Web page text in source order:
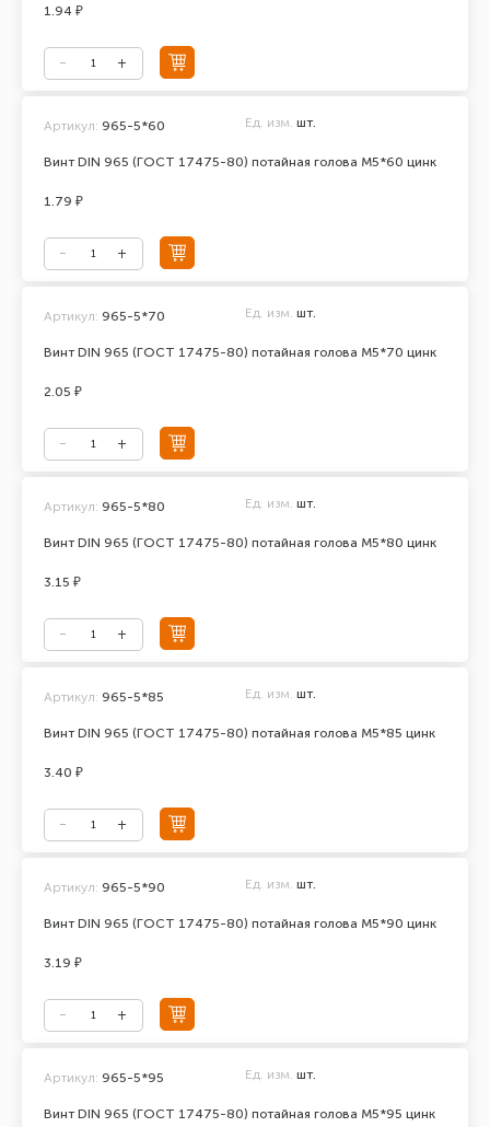
1.94 ₽
Винт DIN 965 (ГОСТ 17475-80) потайная голова М5*60 цинк
Артикул: 965-5*60 Ед. изм. шт.
1.79 ₽
Винт DIN 965 (ГОСТ 17475-80) потайная голова М5*70 цинк
Артикул: 965-5*70 Ед. изм. шт.
2.05 ₽
Винт DIN 965 (ГОСТ 17475-80) потайная голова М5*80 цинк
Артикул: 965-5*80 Ед. изм. шт.
3.15 ₽
Винт DIN 965 (ГОСТ 17475-80) потайная голова М5*85 цинк
Артикул: 965-5*85 Ед. изм. шт.
3.40 ₽
Винт DIN 965 (ГОСТ 17475-80) потайная голова М5*90 цинк
Артикул: 965-5*90 Ед. изм. шт.
3.19 ₽
Винт DIN 965 (ГОСТ 17475-80) потайная голова М5*95 цинк
Артикул: 965-5*95 Ед. изм. шт.